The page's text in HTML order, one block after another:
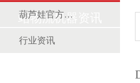
站物流机器资讯
葫芦娃官方下载入口网站动态
行业资讯